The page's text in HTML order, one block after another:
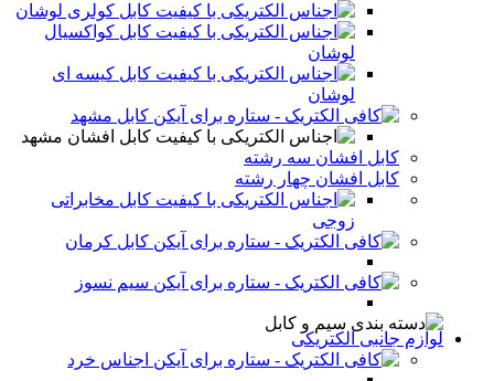
کابل کولری لوشان
کابل کواکسیال
لوشان
کابل کیسه ای
لوشان
کابل مشهد
کابل افشان مشهد
کابل افشان سه رشته
کابل افشان چهار رشته
کابل مخابراتی
زوجی
کابل کرمان
سیم نسوز
لوازم جانبی الکتریکی
اجناس خرد